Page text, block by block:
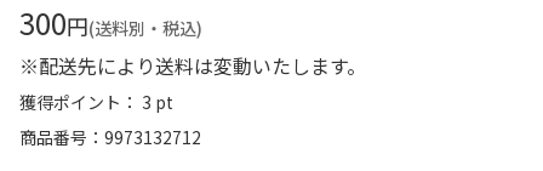
300円(送料別・税込)
※配送先により送料は変動いたします。
獲得ポイント： 3 pt
商品番号
9973132712